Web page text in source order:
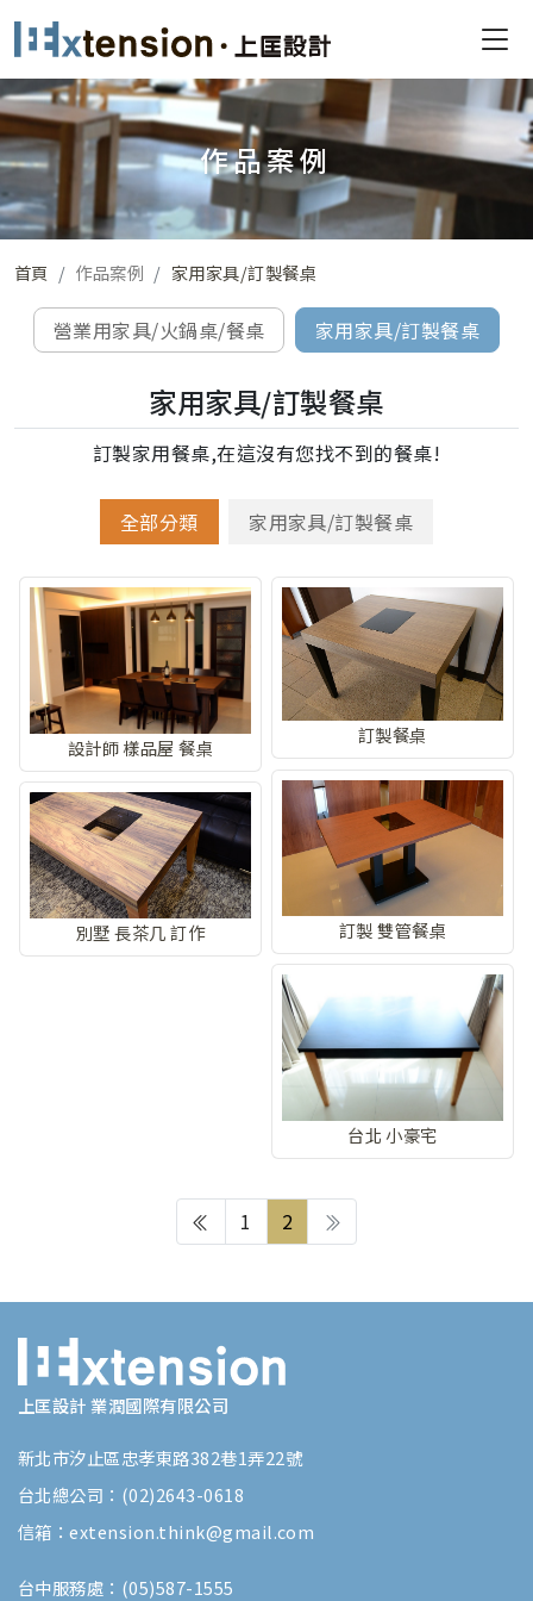
作品案例
首頁 作品案例 家用家具/訂製餐桌
營業用家具/火鍋桌/餐桌 家用家具/訂製餐桌
家用家具/訂製餐桌
訂製家用餐桌,在這沒有您找不到的餐桌!
全部分類 家用家具/訂製餐桌
設計師 樣品屋 餐桌 訂製餐桌
訂製 雙管餐桌
別墅 長茶几 訂作
台北 小豪宅
1 2
上匡設計 業潤國際有限公司
新北市汐止區忠孝東路382巷1弄22號
台北總公司：(02)2643-0618
信箱：extension.think@gmail.com
台中服務處：(05)587-1555